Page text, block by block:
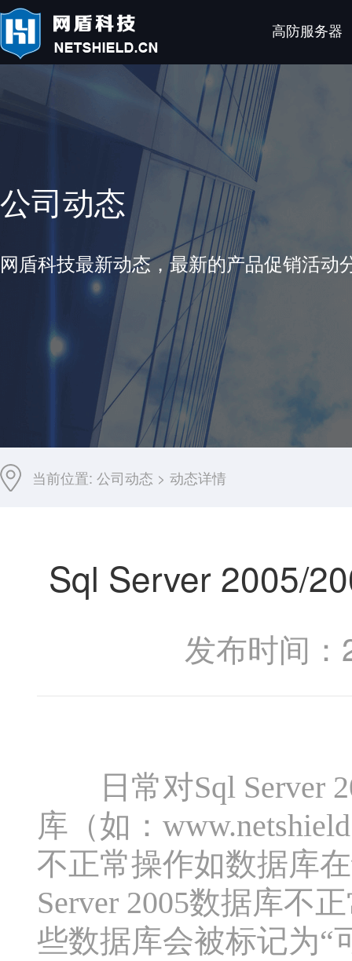
高防服务器
公司动态
网盾科技最新动态，最新的产品促销活
当前位置: 公司动态 > 动态详情
Sql Server 2005/
发布时间
日常对Sql Server
库（如：
不正常操作如数据库
Server 2005数据库不
些数据库会被标记为“